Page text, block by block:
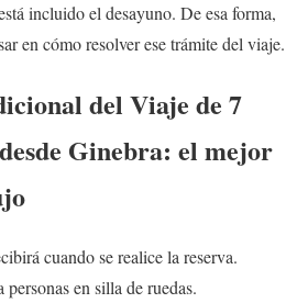
incluido el desayuno. De esa forma,
en cómo resolver ese trámite del viaje.
del Viaje de 7
Ginebra: el mejor
cuando se realice la reserva.
personas en silla de ruedas.